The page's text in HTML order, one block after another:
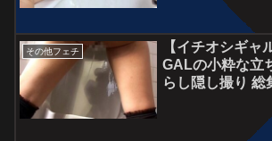
その他フェチ
【イチオシギャ
GALの小粋な立
らし隠し撮り 総